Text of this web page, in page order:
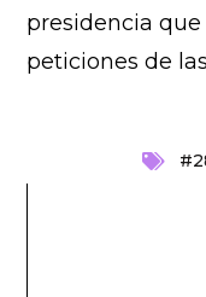
presidencia
peticiones de